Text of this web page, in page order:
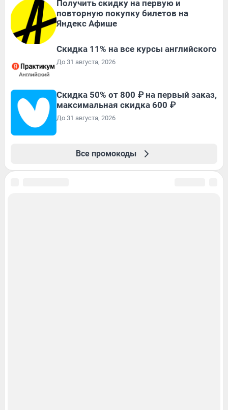
Получить скидку на первую и
повторную покупку билетов на
Яндекс Афише
Скидка 11% на все курсы английского
До 31 августа, 2026
Скидка 50% от 800 ₽ на первый заказ,
максимальная скидка 600 ₽
До 31 августа, 2026
Все промокоды